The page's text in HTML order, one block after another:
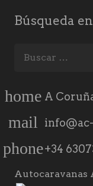
Búsqueda
home A
mail
phone+34
Autocaravanas